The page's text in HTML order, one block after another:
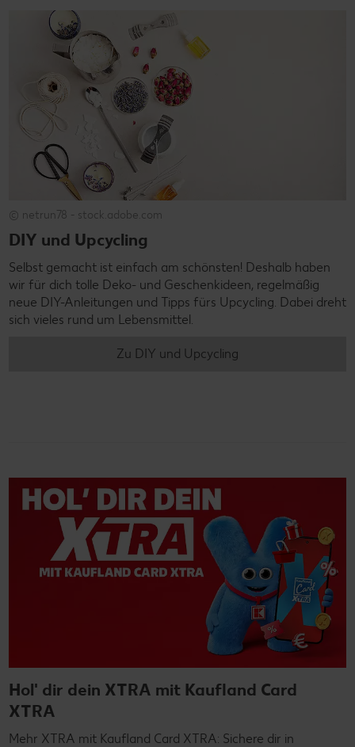
© netrun78 - stock.adobe.com
DIY und Upcycling
Selbst gemacht ist einfach am schönsten! Deshalb haben
wir für dich tolle Deko- und Geschenkideen, regelmäßig
neue DIY-Anleitungen und Tipps fürs Upcycling. Dabei dreht
sich vieles rund um Lebensmittel.
Zu DIY und Upcycling
Hol' dir dein XTRA mit Kaufland Card
XTRA
Mehr XTRA mit Kaufland Card XTRA: Sichere dir in